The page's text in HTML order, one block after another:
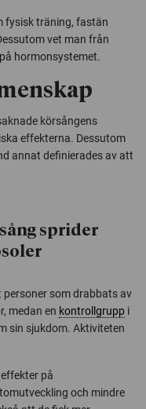
fysisk träning, fastän
vet man från
hormonsystemet.
körsångens
effekterna. Dessutom
annat definierades av att
sprider
personer som drabbats av
medan en kontrollgrupp i
sin sjukdom. Aktiviteten
på
och mindre